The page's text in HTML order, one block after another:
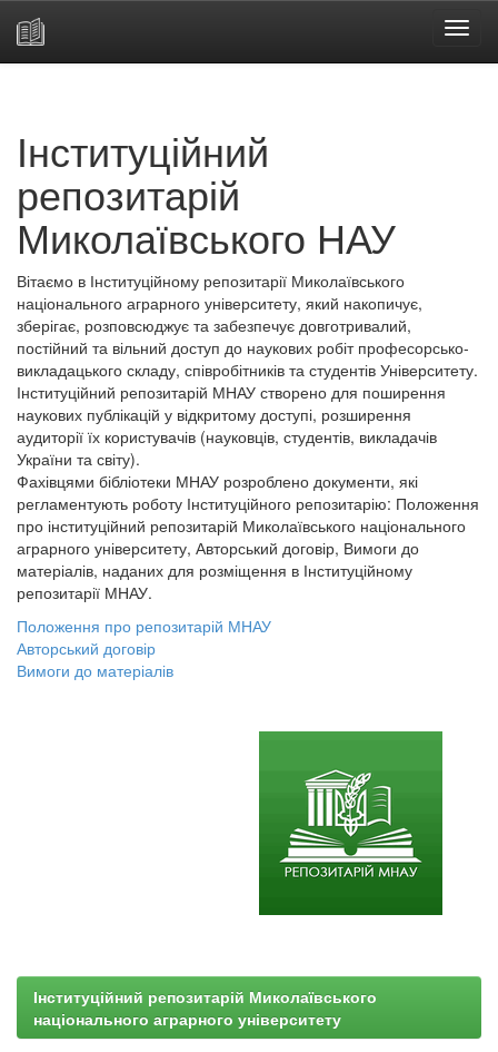
Інституційний
репозитарій
Миколаївського НАУ
Вітаємо в Інституційному репозитарії Миколаївського
національного аграрного університету, який накопичує,
зберігає, розповсюджує та забезпечує довготривалий,
постійний та вільний доступ до наукових робіт професорсько-
викладацького складу, співробітників та студентів Університету.
Інституційний репозитарій МНАУ створено для поширення
наукових публікацій у відкритому доступі, розширення
аудиторії їх користувачів (науковців, студентів, викладачів
України та світу).
Фахівцями бібліотеки МНАУ розроблено документи, які
регламентують роботу Інституційного репозитарію: Положення
про інституційний репозитарій Миколаївського національного
аграрного університету, Авторський договір, Вимоги до
матеріалів, наданих для розміщення в Інституційному
репозитарії МНАУ.
Положення про репозитарій МНАУ
Авторський договір
Вимоги до матеріалів
Інституційний репозитарій Миколаївського
національного аграрного університету